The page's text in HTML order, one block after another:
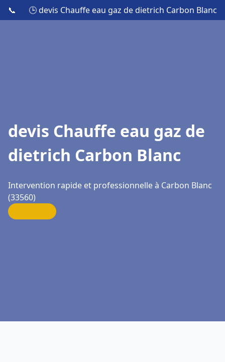
📞 🕒 devis Chauffe eau gaz de dietrich Carbon Blanc
devis Chauffe eau gaz de
dietrich Carbon Blanc
Intervention rapide et professionnelle à Carbon Blanc
(33560)